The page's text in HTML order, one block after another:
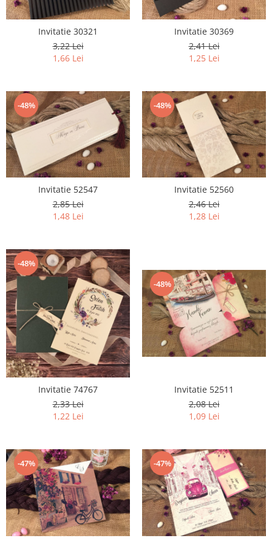
Invitatie 30321
3,22 Lei
1,66 Lei
Invitatie 30369
2,41 Lei
1,25 Lei
-48%
Invitatie 52547
2,85 Lei
1,48 Lei
-48%
Invitatie 52560
2,46 Lei
1,28 Lei
-48%
Invitatie 74767
2,33 Lei
1,22 Lei
-48%
Invitatie 52511
2,08 Lei
1,09 Lei
-47% -47%